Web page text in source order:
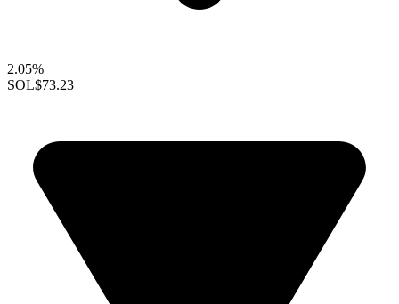
2.05%
SOL$73.23